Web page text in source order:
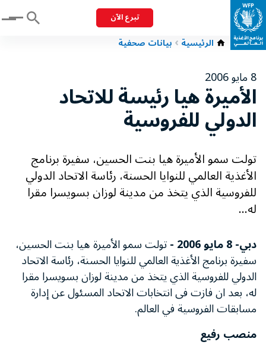
تبرع الآن Menu
الرئيسية بيانات صحفية
8 مايو 2006
الأميرة هيا رئيسة للاتحاد
الدولي للفروسية
تولت سمو الأميرة هيا بنت الحسين، سفيرة برنامج
الأغذية العالمي للنوايا الحسنة، رئاسة الاتحاد الدولي
للفروسية الذي يتخذ من مدينة لوزان بسويسرا مقرا
له...
دبي- 8 مايو 2006 - تولت سمو الأميرة هيا بنت الحسين،
سفيرة برنامج الأغذية العالمي للنوايا الحسنة، رئاسة الاتحاد
الدولي للفروسية الذي يتخذ من مدينة لوزان بسويسرا مقرا
له، بعد ان فازت فى انتخابات الاتحاد المسئول عن إدارة
مسابقات الفروسية في العالم.
منصب رفيع